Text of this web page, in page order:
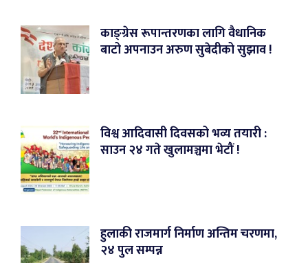
काङ्ग्रेस रूपान्तरणका लागि वैधानिक
बाटो अपनाउन अरुण सुबेदीको सुझाव !
विश्व आदिवासी दिवसको भव्य तयारी :
साउन २४ गते खुलामञ्चमा भेटौं !
हुलाकी राजमार्ग निर्माण अन्तिम चरणमा,
२४ पुल सम्पन्न